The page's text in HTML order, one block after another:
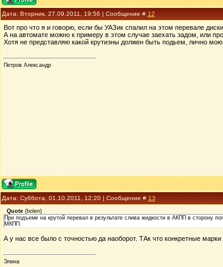
Дата: Вторник, 27.09.2011, 19:56 | Сообщение # 12
Вот про что я и говорю, если бы УАЗик спалил на этом перевале
А на автомате можно к примеру в этом случае заехать задом, или
Хотя не представляю какой крутизны должен быть подьем, лично
Петров Александр
Дата: Суббота, 01.10.2011, 12:20 | Сообщение # 13
Quote(bolen)
При подъеме на крутой перевал в результате слива жидкости в АКПП в сторону
МКПП.
А у нас все было с точностью да наоборот. ТАк что конкретные
Элина